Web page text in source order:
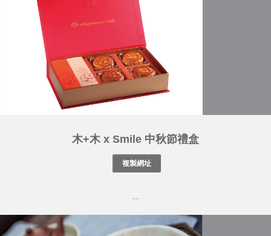
木+木 x Smile 中秋節禮盒
....